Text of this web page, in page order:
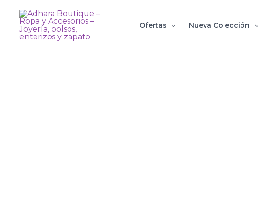
contenido
Ofertas Nueva Colección